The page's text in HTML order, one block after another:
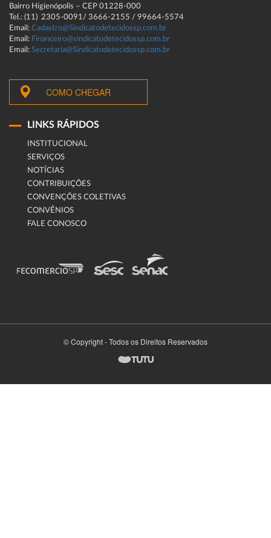
Bairro Higienópolis – CEP 01228-000
Tel.: (11) 2305-0091/ 3666-2155 / 99664-5574
Email: Cadastro@Sindicatodetecidossp.com.br
Email: Financeiro@sindicatodetecidossp.com.br
Email: Secretaria@Sindicatodetecidossp.com.br
COMO CHEGAR
LINKS RÁPIDOS
INSTITUCIONAL
SERVIÇOS
NOTÍCIAS
CONTRIBUIÇÕES
CONVENÇÕES COLETIVAS
CONVÊNIOS
FALE CONOSCO
© Copyright - Todos os Direitos Reservados